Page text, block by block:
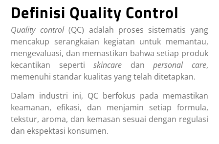
Definisi Quality Control
Quality control(QC) adalah proses sistematis yang
mencakup serangkaian kegiatan untuk memantau,
mengevaluasi, dan memastikan bahwa setiap produk
kecantikan sepertiskincare danpersonal care,
memenuhi standar kualitas yang telah ditetapkan.
Dalam industri ini, QC berfokus pada memastikan
keamanan, efikasi, dan menjamin setiap formula,
tekstur, aroma, dan kemasan sesuai dengan regulasi
dan ekspektasi konsumen.